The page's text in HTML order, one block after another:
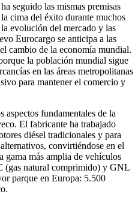
seguido las mismas premisas
cima del éxito durante muchos
evolución del mercado y las
Eurocargo se anticipa a las
cambio de la economía mundial.
la población mundial sigue
en las áreas metropolitanas
para mantener el comercio y
aspectos fundamentales de la
El fabricante ha trabajado
diésel tradicionales y para
convirtiéndose en el
gama más amplia de vehículos
(gas natural comprimido) y GNL
parque en Europa: 5.500